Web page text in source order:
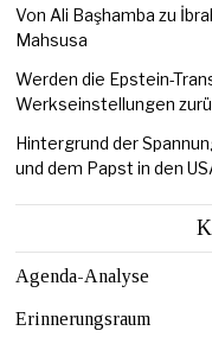
Von Ali Başhamba zu
Mahsusa
Werden die Epstein-
Werkseinstellungen
Hintergrund der
und dem Papst in den
Agenda-Analyse
Erinnerungsraum